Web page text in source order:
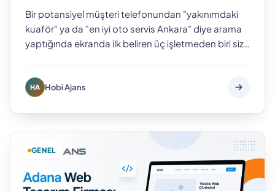
Bir potansiyel müşteri telefonundan "yakınımdaki
kuaför" ya da "en iyi oto servis Ankara" diye arama
yaptığında ekranda ilk beliren üç işletmeden biri siz
HA Hobi Ajans
GENEL